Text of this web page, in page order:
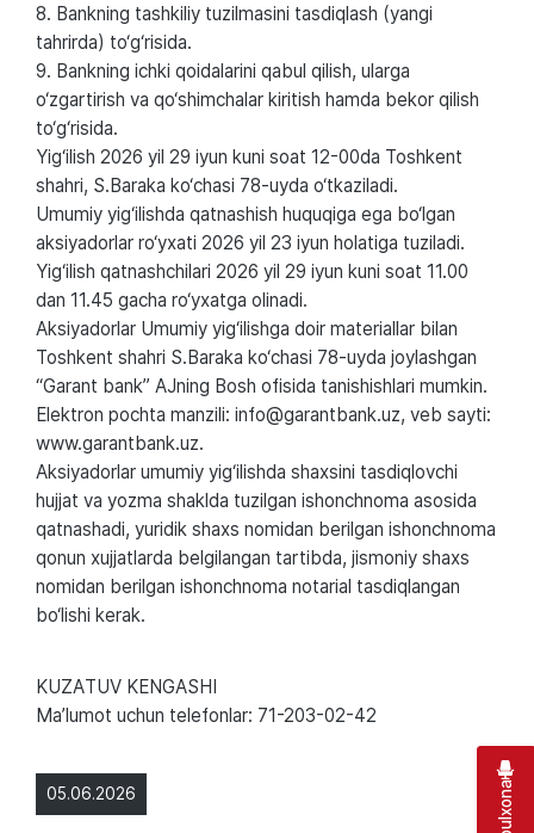
05.06.2026
8. Bankning tashkiliy tuzilmasini tasdiqlash (yangi
tahrirda) to‘g‘risida.
9. Bankning ichki qoidalarini qabul qilish, ularga
o‘zgartirish va qo‘shimchalar kiritish hamda bekor qilish
to‘g‘risida.
Yig‘ilish 2026 yil 29 iyun kuni soat 12-00da Toshkent
shahri, S.Baraka ko‘chasi 78-uyda o‘tkaziladi.
Umumiy yig‘ilishda qatnashish huquqiga ega bo‘lgan
aksiyadorlar ro‘yxati 2026 yil 23 iyun holatiga tuziladi.
Yig‘ilish qatnashchilari 2026 yil 29 iyun kuni soat 11.00
dan 11.45 gacha ro‘yxatga olinadi.
Aksiyadorlar Umumiy yig‘ilishga doir materiallar bilan
Toshkent shahri S.Baraka ko‘chasi 78-uyda joylashgan
“Garant bank” AJning Bosh ofisida tanishishlari mumkin.
Elektron pochta manzili: info@garantbank.uz, veb sayti:
www.garantbank.uz.
Aksiyadorlar umumiy yig‘ilishda shaxsini tasdiqlovchi
hujjat va yozma shaklda tuzilgan ishonchnoma asosida
qatnashadi, yuridik shaxs nomidan berilgan ishonchnoma
qonun xujjatlarda belgilangan tartibda, jismoniy shaxs
nomidan berilgan ishonchnoma notarial tasdiqlangan
bo‘lishi kerak.
KUZАTUV KENGАSHI
Maʼlumot uchun telefonlar: 71-203-02-42